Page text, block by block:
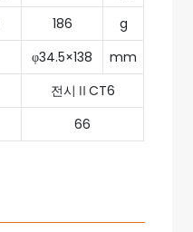
186
g
φ34.5×138
mm
전시ⅡCT6
66